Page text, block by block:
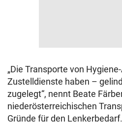
„Die Transporte von
Zustelldienste haben –
zugelegt“, nennt Beate
niederösterreichischen
Gründe für den